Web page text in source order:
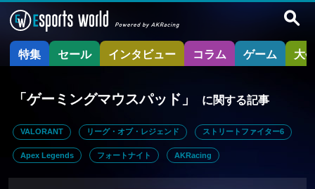
特集 セール インタビュー コラム ゲーム 大
「ゲーミングマウスパッド」 に関する記事
VALORANT リーグ・オブ・レジェンド ストリートファイター6
Apex Legends フォートナイト AKRacing